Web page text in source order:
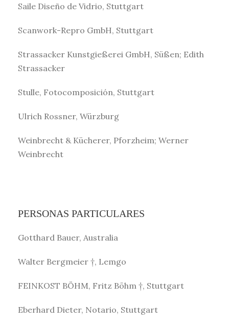
Saile Diseño de Vidrio, Stuttgart
Scanwork-Repro GmbH, Stuttgart
Strassacker Kunstgießerei GmbH, Süßen; Edith
Strassacker
Stulle, Fotocomposición, Stuttgart
Ulrich Rossner, Würzburg
Weinbrecht & Kücherer, Pforzheim; Werner
Weinbrecht
PERSONAS PARTICULARES
Gotthard Bauer, Australia
Walter Bergmeier †, Lemgo
FEINKOST BÖHM, Fritz Böhm †, Stuttgart
Eberhard Dieter, Notario, Stuttgart